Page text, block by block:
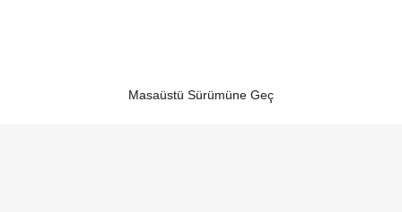
Masaüstü Sürümüne Geç